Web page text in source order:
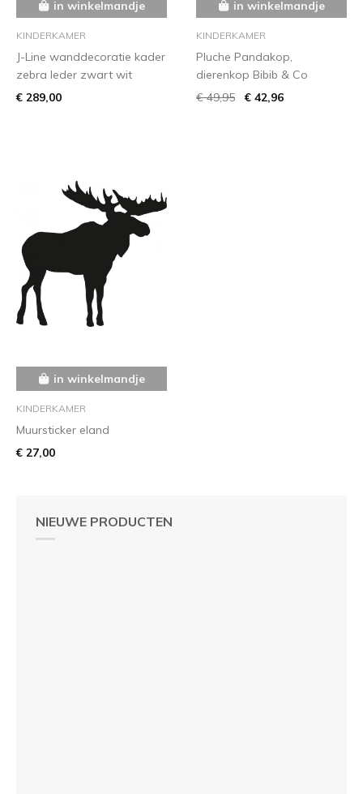
NIEUWE PRODUCTEN
in winkelmandje
KINDERKAMER
J-Line wanddecoratie kader
zebra leder zwart wit
€ 289,00
in winkelmandje
KINDERKAMER
Pluche Pandakop,
dierenkop Bibib & Co
€ 49,95
€ 42,96
in winkelmandje
KINDERKAMER
Muursticker eland
€ 27,00